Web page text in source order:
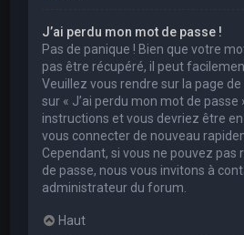
J’ai perdu mon mot de passe !
Pas de panique ! Bien que votre
pas être récupéré, il peut
Veuillez vous rendre sur la page
sur « J’ai perdu mon mot de passe
instructions et vous devriez être
vous connecter de nouveau
Cependant, si vous ne pouvez
de passe, nous vous invitons à
administrateur du forum.
Haut